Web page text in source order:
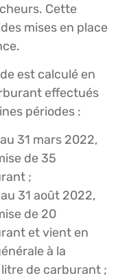
Cette
mises en place
est calculé en
effectués
périodes :
31 mars 2022,
de 35
;
31 août 2022,
de 20
et vient en
à la
de carburant ;